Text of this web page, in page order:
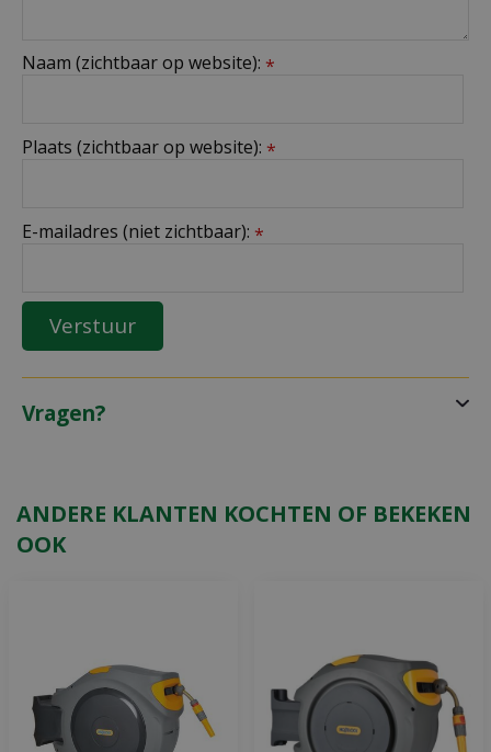
Naam (zichtbaar op website): *
Plaats (zichtbaar op website): *
E-mailadres (niet zichtbaar): *
Vragen?
ANDERE KLANTEN KOCHTEN OF BEKEKEN
OOK